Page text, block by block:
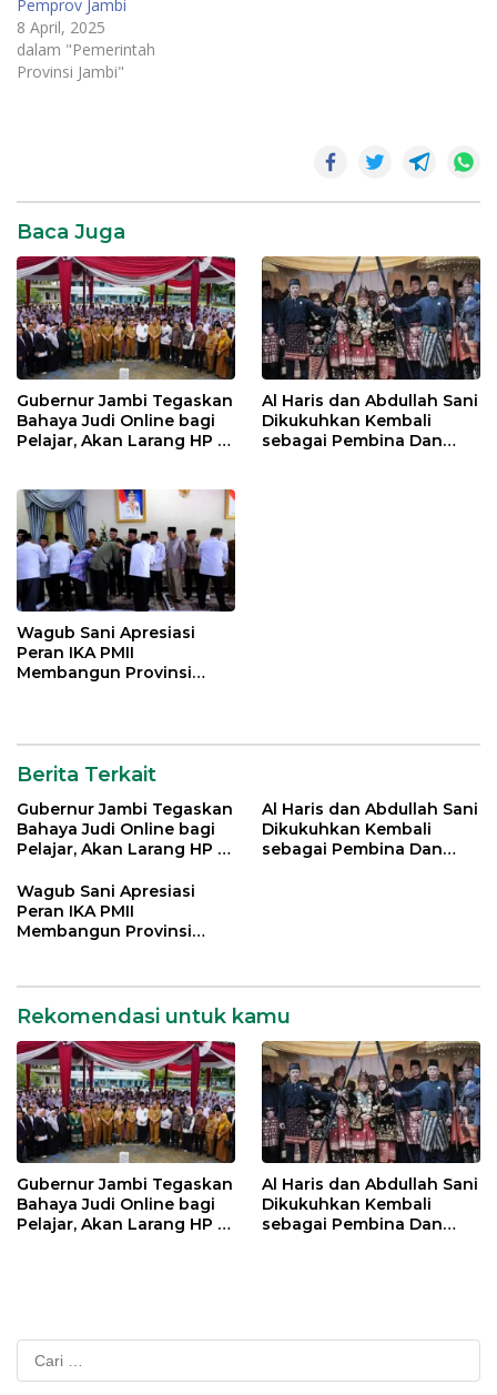
Pemprov Jambi
8 April, 2025
dalam "Pemerintah
Provinsi Jambi"
SR28
Baca Juga
Gubernur Jambi Tegaskan
Bahaya Judi Online bagi
Pelajar, Akan Larang HP di
Al Haris dan Abdullah Sani
Dikukuhkan Kembali
sebagai Pembina Dan
Wagub Sani Apresiasi
Peran IKA PMII
Membangun Provinsi
Berita Terkait
Gubernur Jambi Tegaskan
Bahaya Judi Online bagi
Pelajar, Akan Larang HP di
Al Haris dan Abdullah Sani
Dikukuhkan Kembali
sebagai Pembina Dan
Wagub Sani Apresiasi
Peran IKA PMII
Membangun Provinsi
Rekomendasi untuk kamu
Gubernur Jambi Tegaskan
Bahaya Judi Online bagi
Pelajar, Akan Larang HP di
Al Haris dan Abdullah Sani
Dikukuhkan Kembali
sebagai Pembina Dan
Cari
untuk: